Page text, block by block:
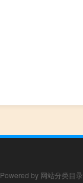
Powered by 网站分类目录